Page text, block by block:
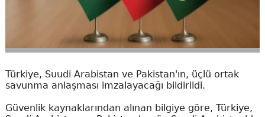
Türkiye, Suudi Arabistan ve Pakistan'ın, üçlü ortak
savunma anlaşması imzalayacağı bildirildi.
Güvenlik kaynaklarından alınan bilgiye göre, Türkiye,